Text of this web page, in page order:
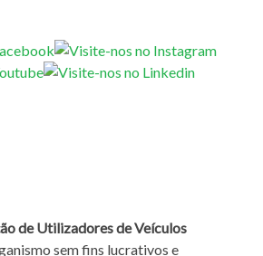
de Utilizadores de Veículos
sem fins lucrativos e